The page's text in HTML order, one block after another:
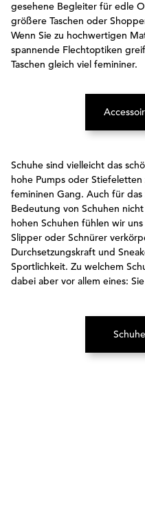
gesehene Begleiter für edle
größere Taschen oder
Wenn Sie zu hochwertigen
spannende Flechtoptiken
Taschen gleich viel femininer.
Schuhe sind vielleicht das
hohe Pumps oder
femininen Gang. Auch für
Bedeutung von Schuhen
hohen Schuhen fühlen wir
Slipper oder Schnürer
Durchsetzungskraft und
Sportlichkeit. Zu welchem
dabei aber vor allem eines: